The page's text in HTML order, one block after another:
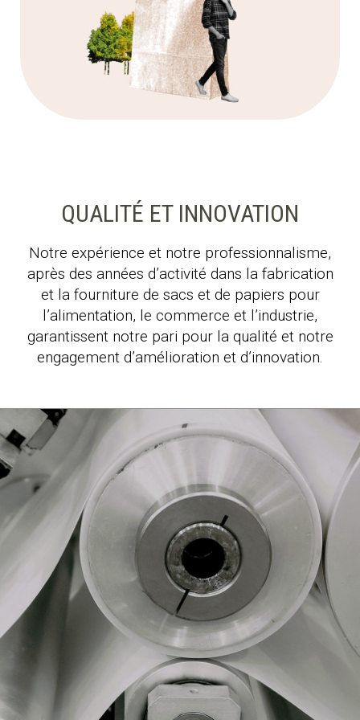
QUALITÉ ET INNOVATION
Notre expérience et notre professionnalisme,
après des années d’activité dans la fabrication
et la fourniture de sacs et de papiers pour
l’alimentation, le commerce et l’industrie,
garantissent notre pari pour la qualité et notre
engagement d’amélioration et d’innovation.